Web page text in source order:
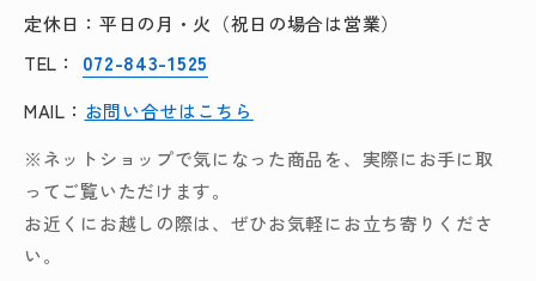
定休日：平日の月・火（祝日の場合は営業）
TEL：
072-843-1525
MAIL： お問い合せはこちら
※ネットショップで気になった商品を、実際にお手に取
ってご覧いただけます。
お近くにお越しの際は、ぜひお気軽にお立ち寄りくださ
い。